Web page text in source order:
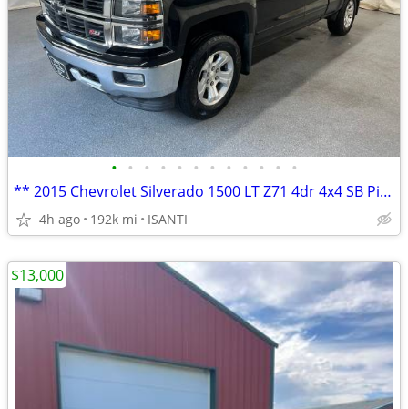
• • • • • • • • • • • •
** 2015 Chevrolet Silverado 1500 LT Z71 4dr 4x4 SB Pickup **
4h ago 192k mi ISANTI
$13,000